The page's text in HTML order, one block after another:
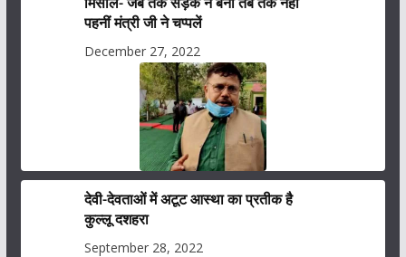
पहनीं मंत्री जी ने चप्पलें
December 27, 2022
देवी-देवताओं में अटूट आस्था का प्रतीक है
कुल्लू दशहरा
September 28, 2022